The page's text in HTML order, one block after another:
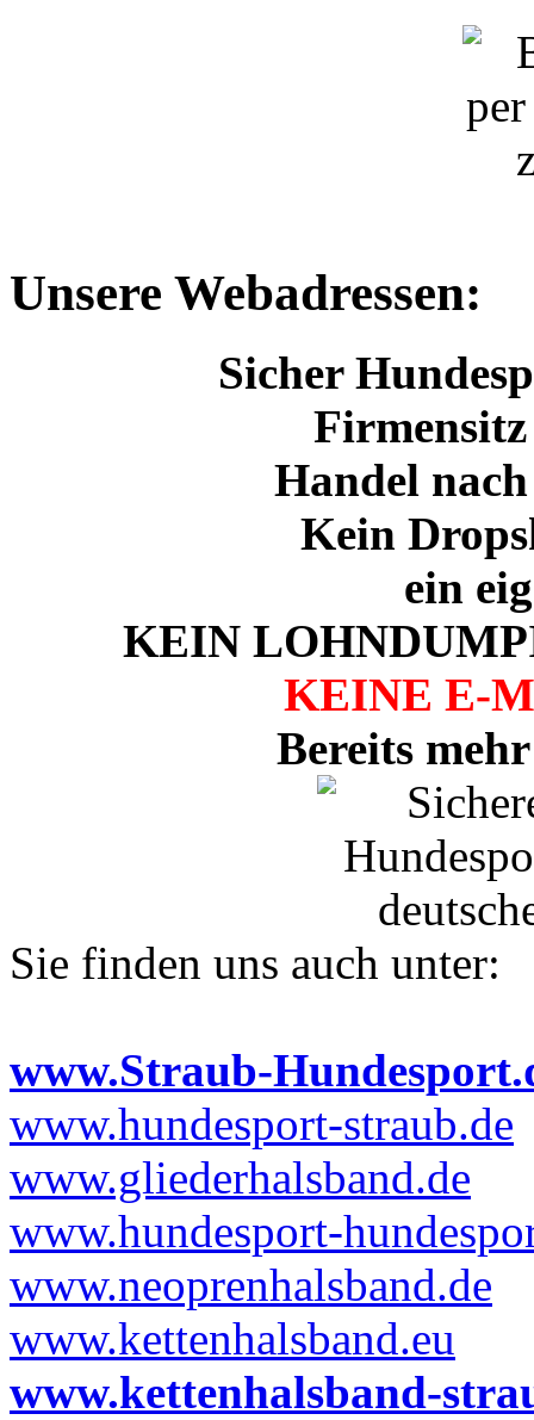
Unsere Webadressen:
Sicher
Handel
Kein
ein
KEIN
KEINE E-
Bereits
Sie finden uns auch unter:
www.Straub-
www.hundesport-straub.de
www.gliederhalsband.de
www.hundesport-
www.neoprenhalsband.de
www.kettenhalsband.eu
www.kettenhalsband-